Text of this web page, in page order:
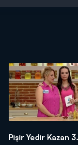
Pişir Yedir Kazan